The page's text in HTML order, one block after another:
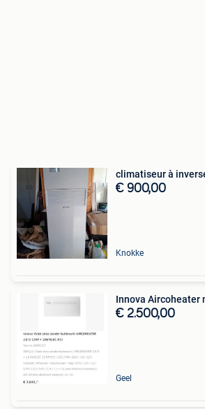
climatiseur à
€ 900,00
Knokke
Innova Aircoheater
€ 2.500,00
Geel